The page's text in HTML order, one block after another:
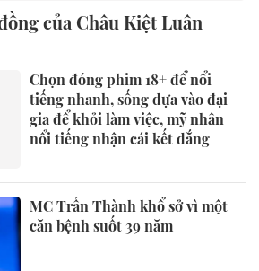
của Châu Kiệt Luân
Chọn đóng phim 18+ để nổi
tiếng nhanh, sống dựa vào đại
gia để khỏi làm việc, mỹ nhân
nổi tiếng nhận cái kết đắng
MC Trấn Thành khổ sở vì một
căn bệnh suốt 39 năm